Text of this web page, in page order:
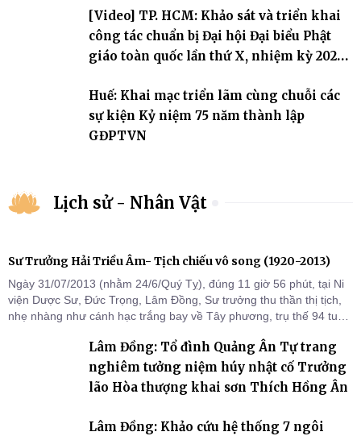
[Video] TP. HCM: Khảo sát và triển khai
công tác chuẩn bị Đại hội Đại biểu Phật
giáo toàn quốc lần thứ X, nhiệm kỳ 2026-
Huế: Khai mạc triển lãm cùng chuỗi các
sự kiện Kỷ niệm 75 năm thành lập
GĐPTVN
Lịch sử - Nhân Vật
Sư Trưởng Hải Triều Âm- Tịch chiếu vô song (1920-2013)
Ngày 31/07/2013 (nhằm 24/6/Quý Tỵ), đúng 11 giờ 56 phút, tại Ni
viện Dược Sư, Đức Trọng, Lâm Đồng, Sư trưởng thu thần thị tịch,
nhẹ nhàng như cánh hạc trắng bay về Tây phương, trụ thế 94 tuổi
Lâm Đồng: Tổ đình Quảng Ân Tự trang
nghiêm tưởng niệm húy nhật cố Trưởng
lão Hòa thượng khai sơn Thích Hồng Ân
Lâm Đồng: Khảo cứu hệ thống 7 ngôi